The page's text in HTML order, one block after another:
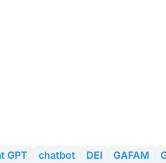
GPT chatbot DEI GAFAM